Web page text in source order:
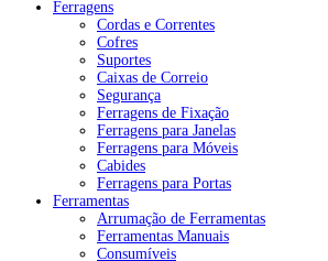
Ferragens
Cordas e Correntes
Cofres
Suportes
Caixas de Correio
Segurança
Ferragens de Fixação
Ferragens para Janelas
Ferragens para Móveis
Cabides
Ferragens para Portas
Ferramentas
Arrumação de Ferramentas
Ferramentas Manuais
Consumíveis